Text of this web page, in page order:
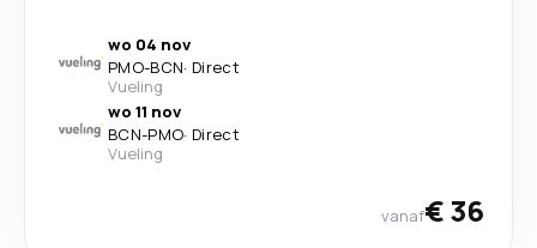
wo 04 nov
PMO-BCN· Direct
Vueling
wo 11 nov
BCN-PMO· Direct
Vueling
vanaf€ 36